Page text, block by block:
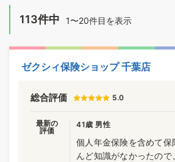
113件中 1〜20件目を表示
ゼクシィ保険ショップ 千葉店
総合評価 5.0
最新の
評価
41歳 男性
個人年金保険を含めて保
んど知識がなかったので